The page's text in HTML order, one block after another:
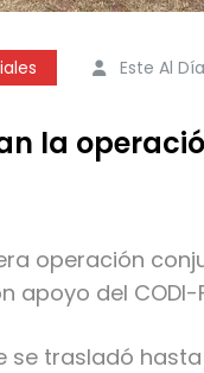
Este Al Día
la
operación
apoyo del CODI-
se trasladó